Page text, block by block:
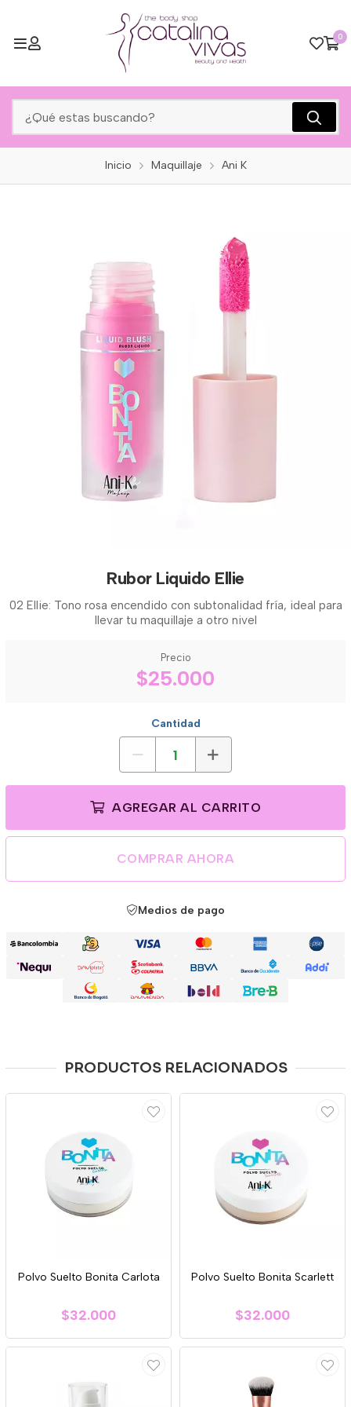
0
Inicio Maquillaje Ani K
Rubor Liquido Ellie
02 Ellie: Tono rosa encendido con subtonalidad fría, ideal para
llevar tu maquillaje a otro nivel
Precio
$25.000
Cantidad
AGREGAR AL CARRITO
COMPRAR AHORA
Medios de pago
PRODUCTOS RELACIONADOS
Polvo Suelto Bonita Carlota
$32.000
Polvo Suelto Bonita Scarlett
$32.000